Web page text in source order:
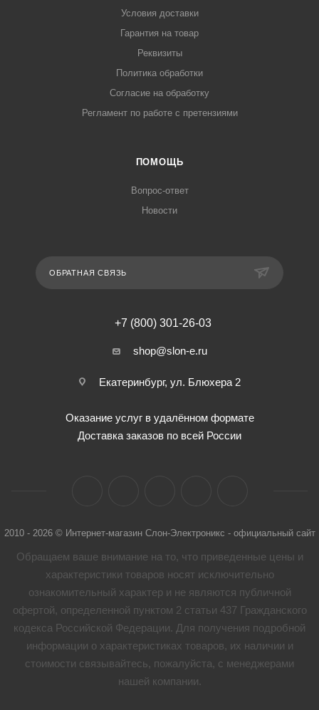
Условия доставки
Гарантия на товар
Реквизиты
Политика обработки
Согласие на обработку
Регламент по работе с претензиями
ПОМОЩЬ
Вопрос-ответ
Новости
ОБРАТНАЯ СВЯЗЬ
+7 (800) 301-26-03
shop@slon-e.ru
Екатеринбург, ул. Блюхера 2
Оказание услуг в удалённом формате
Доставка заказов по всей России
2010 - 2026 © Интернет-магазин Слон-Электроникс - официальный сайт
Обращаем ваше внимание на то, что приведенные цены и
характеристики товaров носят исключительно
ознакомительный характер и не являются публичной
офертой, определенной пунктом 2 статьи 437 Гражданского
кодекса Российской Федерации. Для получения подробной
информации о характеристиках товaров, их наличии и
стоимости связывайтесь, пожалуйста, с менеджерами
нашей компании.